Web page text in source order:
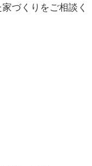
づくりをご相談く